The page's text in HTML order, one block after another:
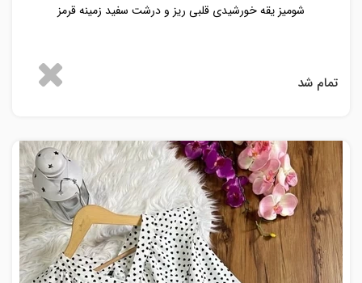
شومیز یقه خورشیدی قلبی ریز و درشت سفید زمینه قرمز
تمام شد